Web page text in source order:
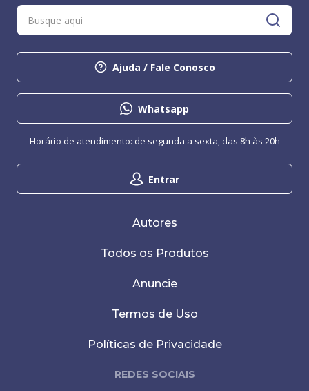
Ajuda / Fale Conosco
Whatsapp
Entrar
Horário de atendimento: de segunda a sexta, das 8h às 20h
Autores
Todos os Produtos
Anuncie
Termos de Uso
Políticas de Privacidade
REDES SOCIAIS